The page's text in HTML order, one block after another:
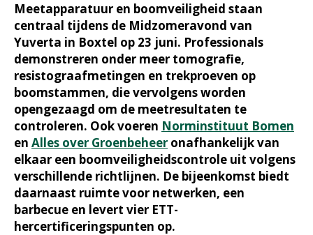
Meetapparatuur en boomveiligheid staan
centraal tijdens de Midzomeravond van
Yuverta in Boxtel op 23 juni. Professionals
demonstreren onder meer tomografie,
resistograafmetingen en trekproeven op
boomstammen, die vervolgens worden
opengezaagd om de meetresultaten te
controleren. Ook voeren Norminstituut Bomen
en Alles over Groenbeheer onafhankelijk van
elkaar een boomveiligheidscontrole uit volgens
verschillende richtlijnen. De bijeenkomst biedt
daarnaast ruimte voor netwerken, een
barbecue en levert vier ETT-
hercertificeringspunten op.